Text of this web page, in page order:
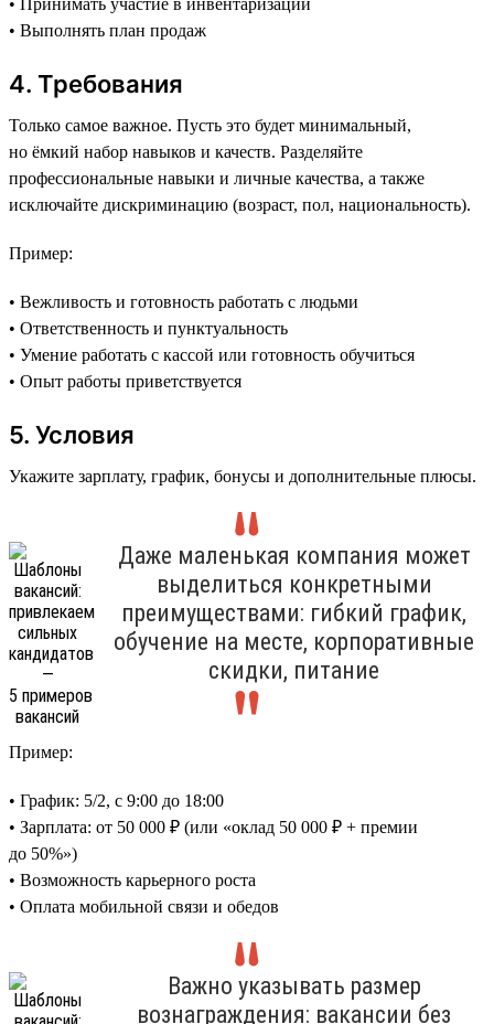
• Выполнять план продаж
4. Требования
Только самое важное. Пусть это будет минимальный,
но ёмкий набор навыков и качеств. Разделяйте
профессиональные навыки и личные качества, а также
исключайте дискриминацию (возраст, пол, национальность).
Пример:
• Вежливость и готовность работать с людьми
• Ответственность и пунктуальность
• Умение работать с кассой или готовность обучиться
• Опыт работы приветствуется
5. Условия
Укажите зарплату, график, бонусы и дополнительные плюсы.
Даже маленькая компания может
выделиться конкретными
преимуществами: гибкий график,
обучение на месте, корпоративные
скидки, питание
Пример:
• График: 5/2, с 9:00 до 18:00
• Зарплата: от 50 000 ₽ (или «оклад 50 000 ₽ + премии
до 50%»)
• Возможность карьерного роста
• Оплата мобильной связи и обедов
Важно указывать размер
вознаграждения: вакансии без